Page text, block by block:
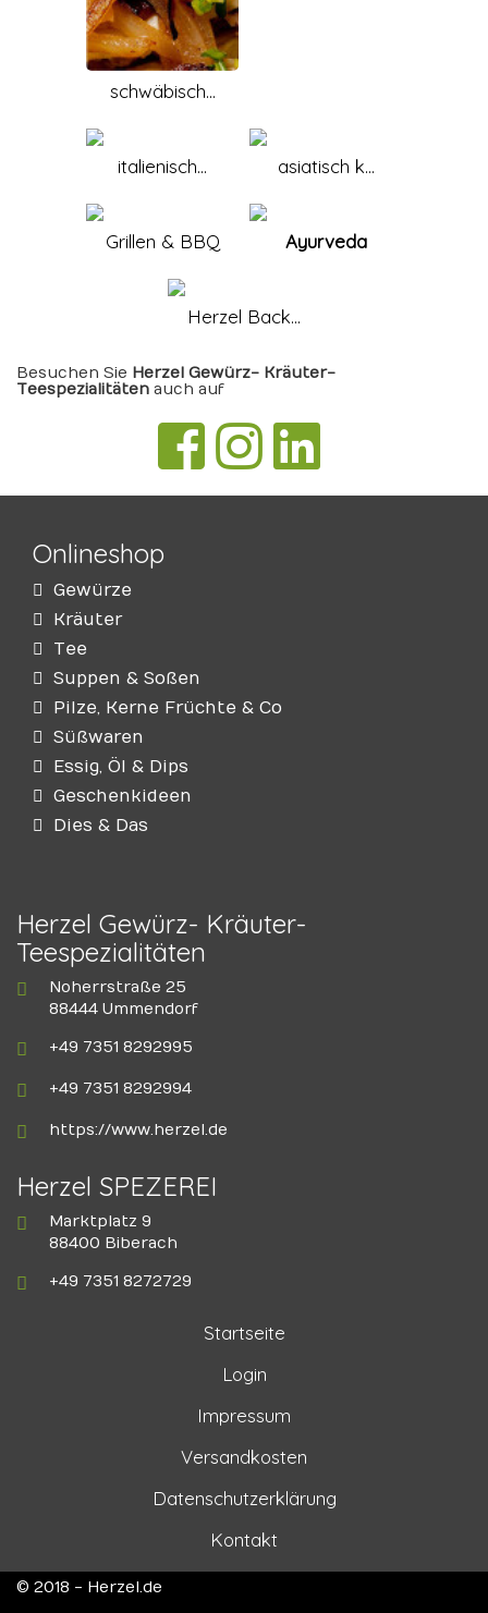
schwäbisch...
italienisch... asiatisch k...
Grillen & BBQ Ayurveda
Herzel Back...
Besuchen Sie Herzel Gewürz- Kräuter-
Teespezialitäten auch auf
Onlineshop
Gewürze
Kräuter
Tee
Suppen & Soßen
Pilze, Kerne Früchte & Co
Süßwaren
Essig, Öl & Dips
Geschenkideen
Dies & Das
Herzel Gewürz- Kräuter-
Teespezialitäten
Noherrstraße 25
88444 Ummendorf
+49 7351 8292995
+49 7351 8292994
https://www.herzel.de
Herzel SPEZEREI
Marktplatz 9
88400 Biberach
+49 7351 8272729
Startseite
Login
Impressum
Versandkosten
Datenschutzerklärung
Kontakt
© 2018 - Herzel.de